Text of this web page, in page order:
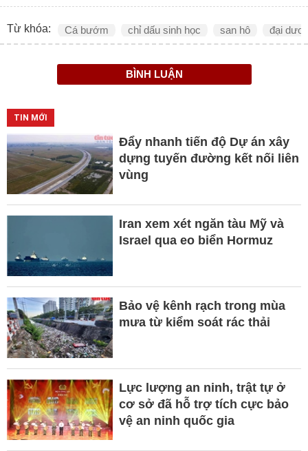
Từ khóa: Cá bướm chỉ dấu sinh học san hô đại
BÌNH LUẬN
TIN MỚI
Đẩy nhanh tiến độ Dự án xây
dựng tuyến đường kết nối liên
vùng
Iran xem xét ngăn tàu Mỹ và
Israel qua eo biển Hormuz
Bảo vệ kênh rạch trong mùa
mưa từ kiểm soát rác thải
Lực lượng an ninh, trật tự ở
cơ sở đã hỗ trợ tích cực bảo
vệ an ninh quốc gia